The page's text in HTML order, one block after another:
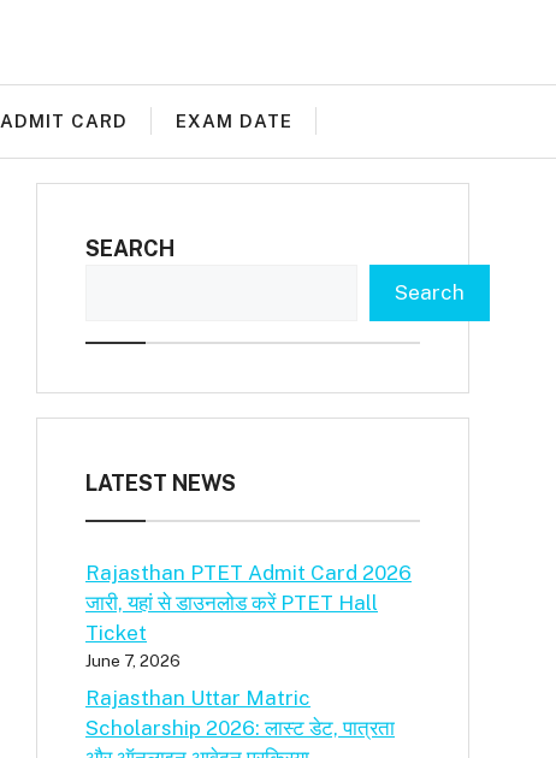
ADMIT CARD EXAM DATE
SEARCH
Search
LATEST NEWS
Rajasthan PTET Admit Card 2026
जारी, यहां से डाउनलोड करें PTET Hall
Ticket
June 7, 2026
Rajasthan Uttar Matric
Scholarship 2026: लास्ट डेट, पात्रता